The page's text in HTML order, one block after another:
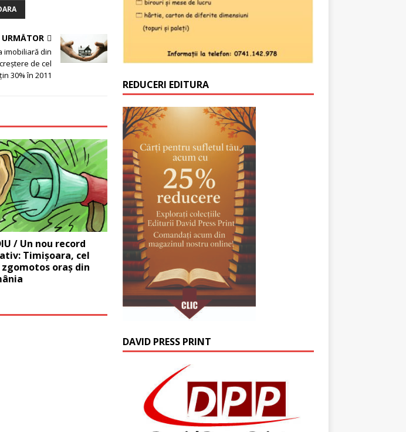
URMĂTOR
imobiliară din
de cel
30% în 2011
/ Un nou record
Timişoara, cel
oraş din
REDUCERI EDITURA
DAVID PRESS PRINT